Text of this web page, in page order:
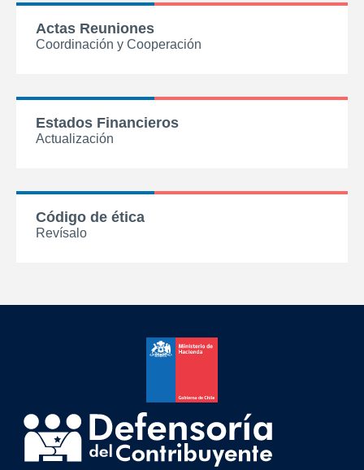
Actas Reuniones
Coordinación y Cooperación
Estados Financieros
Actualización
Código de ética
Revísalo